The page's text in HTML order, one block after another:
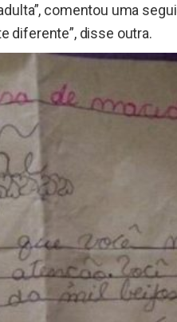
comentou uma
diferente”, disse outra.